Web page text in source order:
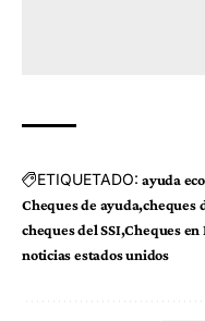
ETIQUETADO: ayuda
Cheques de ayuda cheques
cheques del SSI Cheques en
noticias estados unidos